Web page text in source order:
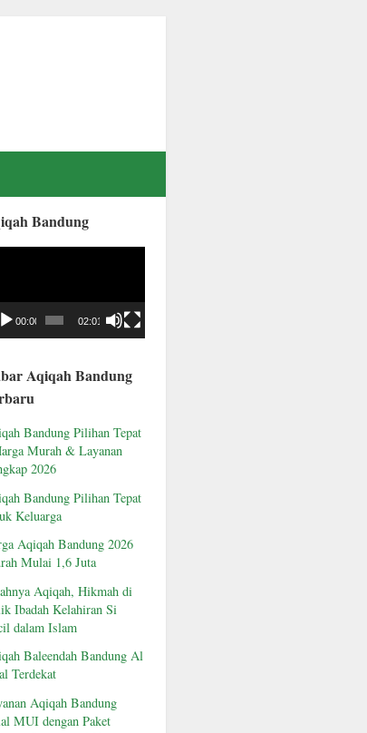
Bandung
00:00 02:01
Aqiqah Bandung
Bandung Pilihan Tepat
Murah & Layanan
2026
Bandung Pilihan Tepat
Keluarga
Aqiqah Bandung 2026
Mulai 1,6 Juta
Aqiqah, Hikmah di
Ibadah Kelahiran Si
dalam Islam
Baleendah Bandung Al
Terdekat
Aqiqah Bandung
MUI dengan Paket